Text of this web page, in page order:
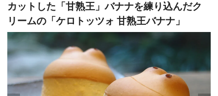
カットした「甘熟王」バナナを練り込んだク
リームの「ケロトッツォ 甘熟王バナナ」